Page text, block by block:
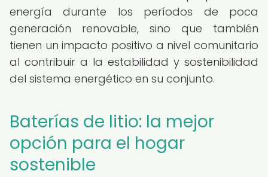
energía durante los períodos de poca
generación renovable, sino que también
tienen un impacto positivo a nivel comunitario
al contribuir a la estabilidad y sostenibilidad
del sistema energético en su conjunto.
Baterías de litio: la mejor
opción para el hogar
sostenible